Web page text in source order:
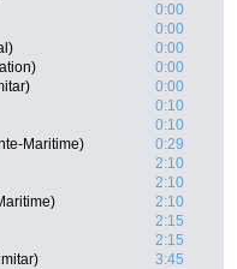
0:00
0:00
0:00
0:00
0:00
0:10
0:10
Maritime)
0:29
2:10
2:10
2:10
2:15
2:15
3:45